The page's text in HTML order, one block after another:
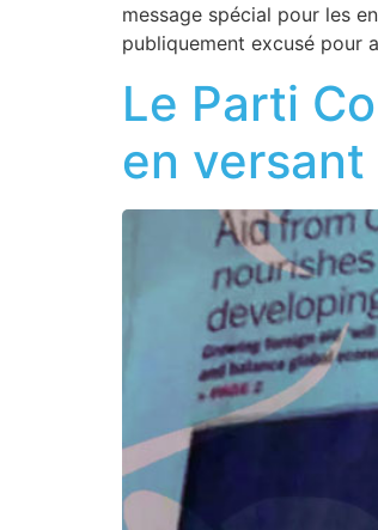
message spécial pour les
publiquement excusé
Le Parti
en